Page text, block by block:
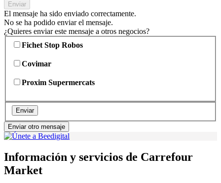
Enviar
El mensaje ha sido enviado correctamente.
No se ha podido enviar el mensaje.
¿Quieres enviar este mensaje a otros negocios?
Fichet Stop Robos
Covimar
Proxim Supermercats
Enviar
Enviar otro mensaje
Información y servicios de Carrefour
Market